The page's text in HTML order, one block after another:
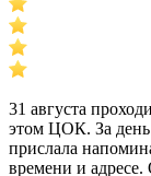
31 августа
этом ЦОК. За день
прислала
времени и